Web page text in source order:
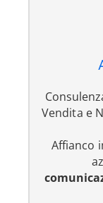
Vendita e
Affianco